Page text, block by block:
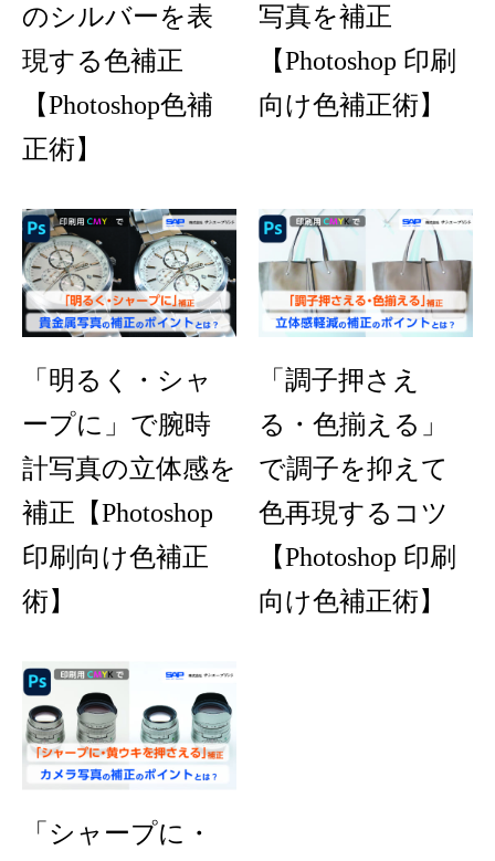
のシルバーを表
現する色補正
【Photoshop色補
正術】
写真を補正
【Photoshop 印刷
向け色補正術】
「明るく・シャ
ープに」で腕時
計写真の立体感を
補正【Photoshop
印刷向け色補正
術】
「調子押さえ
る・色揃える」
で調子を抑えて
色再現するコツ
【Photoshop 印刷
向け色補正術】
「シャープに・